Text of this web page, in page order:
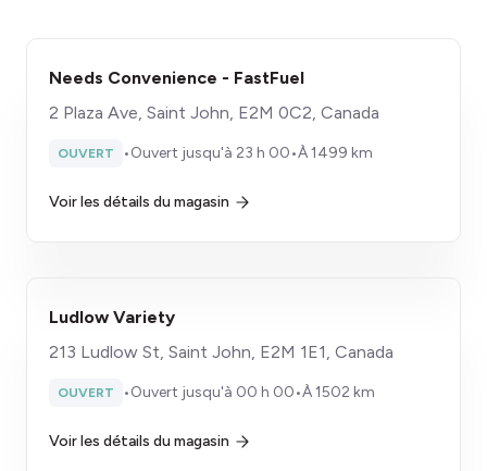
Needs Convenience - FastFuel
2 Plaza Ave, Saint John, E2M 0C2, Canada
OUVERT •Ouvert jusqu'à 23 h 00•À 1499 km
Voir les détails du magasin
Ludlow Variety
213 Ludlow St, Saint John, E2M 1E1, Canada
OUVERT •Ouvert jusqu'à 00 h 00•À 1502 km
Voir les détails du magasin